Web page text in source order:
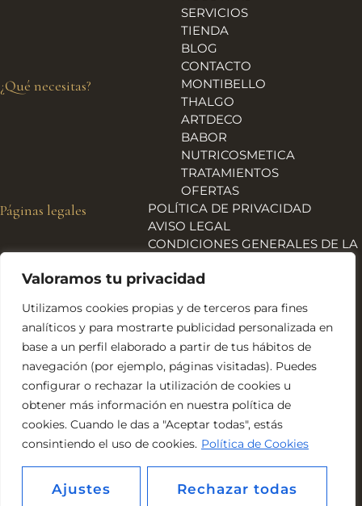
Valoramos tu privacidad
Utilizamos cookies propias y de terceros para fines
analíticos y para mostrarte publicidad personalizada en
base a un perfil elaborado a partir de tus hábitos de
navegación (por ejemplo, páginas visitadas). Puedes
configurar o rechazar la utilización de cookies u
obtener más información en nuestra política de
cookies. Cuando le das a "Aceptar todas", estás
consintiendo el uso de cookies. Política de Cookies
Ajustes Rechazar todas
SERVICIOS
TIENDA
BLOG
CONTACTO
¿Qué necesitas?
MONTIBELLO
THALGO
ARTDECO
BABOR
NUTRICOSMETICA
TRATAMIENTOS
OFERTAS
Páginas legales
POLÍTICA DE PRIVACIDAD
AVISO LEGAL
CONDICIONES GENERALES DE LA
ENVÍOS, DEVOLUCIONES Y
POLÍTICA DE COOKIES
DECLARACIÓN DE
ACCESIBILIDAD
Financiado por la Unión Europea – NextGeneration EU